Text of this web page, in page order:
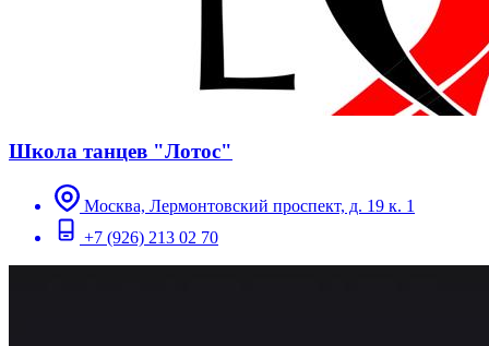
Школа танцев "Лотос"
Москва, Лермонтовский проспект, д. 19 к. 1
+7 (926) 213 02 70